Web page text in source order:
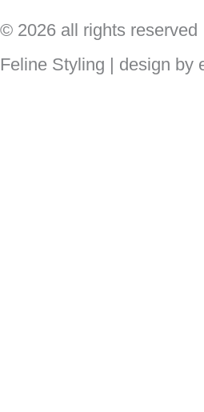
© 2026 all rights reserved
Feline Styling | design by